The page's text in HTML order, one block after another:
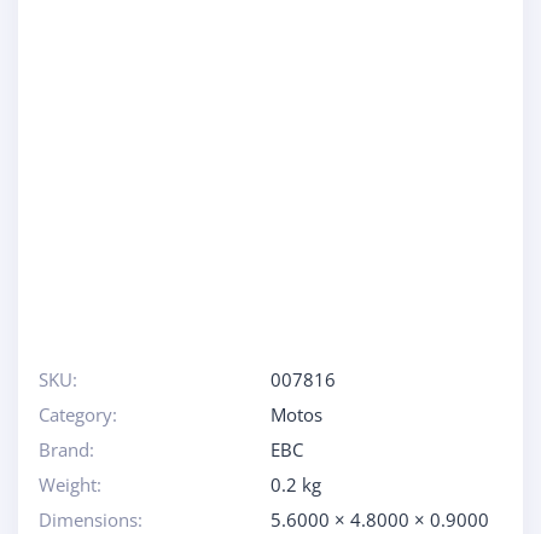
SKU:
007816
Category:
Motos
Brand:
EBC
Weight:
0.2 kg
Dimensions:
5.6000 × 4.8000 × 0.9000